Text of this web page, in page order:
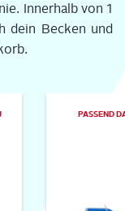
Inner­halb von 1
dein Becken und
PAS­SEND